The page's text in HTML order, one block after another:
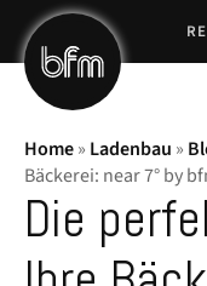
Home» Ladenbau »
Bäckerei: near 7° by
Die